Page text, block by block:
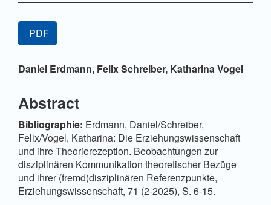
Artikel-
Sidebar
PDF
Hauptsächlicher
Daniel Erdmann, Felix Schreiber, Katharina Vogel
Abstract
Bibliographie: Erdmann, Daniel/Schreiber,
Felix/Vogel, Katharina: Die Erziehungswissenschaft
und ihre Theorierezeption. Beobachtungen zur
disziplinären Kommunikation theoretischer Bezüge
und ihrer (fremd)disziplinären Referenzpunkte,
Erziehungswissenschaft, 71 (2-2025), S. 6-15.